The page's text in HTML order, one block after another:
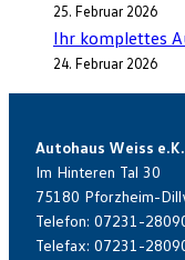
25. Februar 2026
Ihr komplettes
24. Februar 2026
Autohaus Weiss e.K.
Im Hinteren Tal 30
75180 Pforzheim-
Telefon: 07231-
Telefax: 07231-